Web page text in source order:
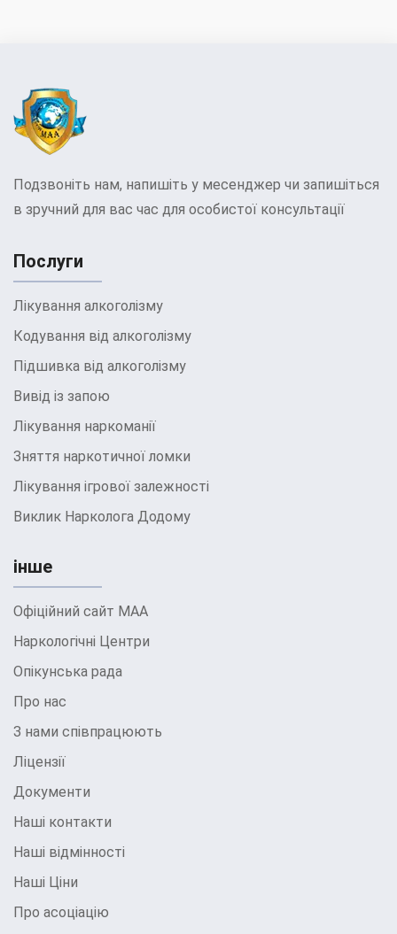
Подзвоніть нам, напишіть у месенджер чи запишіться
в зручний для вас час для особистої консультації
Послуги
Лікування алкоголізму
Кодування від алкоголізму
Підшивка від алкоголізму
Вивід із запою
Лікування наркоманії
Зняття наркотичної ломки
Лікування ігрової залежності
Виклик Нарколога Додому
інше
Офіційний сайт МАА
Наркологічні Центри
Опікунська рада
Про нас
З нами співпрацюють
Ліцензії
Документи
Наші контакти
Наші відмінності
Наші Ціни
Про асоціацію